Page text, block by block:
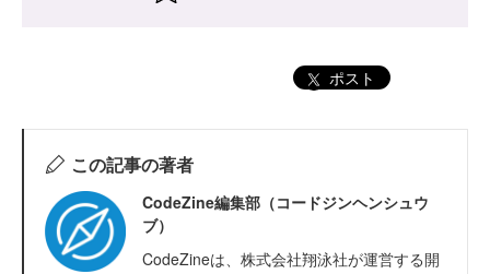
ポスト
この記事の著者
CodeZine編集部（コードジンヘンシュウ
ブ）
CodeZineは、株式会社翔泳社が運営する開